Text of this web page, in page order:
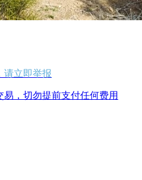
请立即举报
，切勿提前支付任何费用